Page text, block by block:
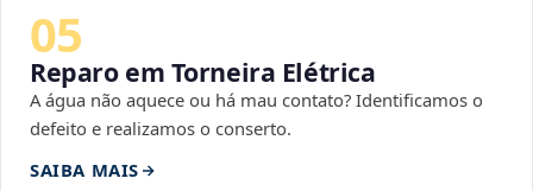
05
Reparo em Torneira Elétrica
A água não aquece ou há mau contato? Identificamos o
defeito e realizamos o conserto.
SAIBA MAIS